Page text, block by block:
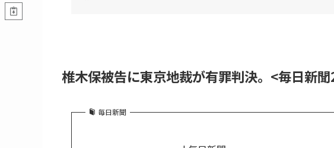
椎木保被告に東京地裁が有罪判決。<毎日新
毎日新聞